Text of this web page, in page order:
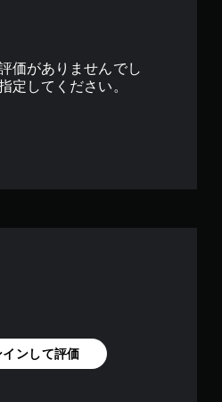
価がありませんでし
定してください。
ンして評価